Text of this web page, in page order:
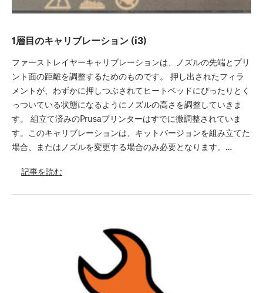
1層目のキャリブレーション (i3)
ファーストレイヤーキャリブレーションは、ノズルの先端とプリ
ント面の距離を調整するためのものです。 押し出されたフィラ
メントが、わずかに押しつぶされてヒートベッドにぴったりとく
っついている状態になるようにノズルの高さを調整していきま
す。 組立て済みのPrusaプリンターはすでに微調整されていま
す。このキャリブレーションは、キットバージョンを組み立てた
場合、またはノズルを変更する場合のみ必要となります。…
記事を読む